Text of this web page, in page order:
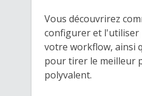
Vous découvrirez
configurer et
votre workflow, ainsi
pour tirer le meilleur
polyvalent.